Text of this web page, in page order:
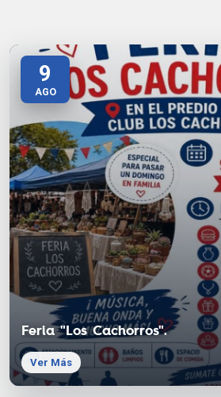
9
AGO
Feria "Los Cachorros".
Ver Más